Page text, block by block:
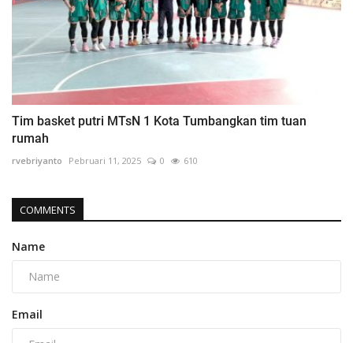
Tim basket putri MTsN 1 Kota Tumbangkan tim tuan
rumah
rvebriyanto Pebruari 11, 2025 0 610
COMMENTS
Name
Email